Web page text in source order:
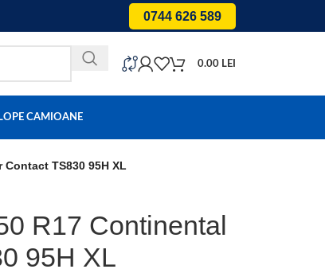
0744 626 589
0.00 LEI
CAMIOANE
TS830 95H XL
R17 Continental
95H XL